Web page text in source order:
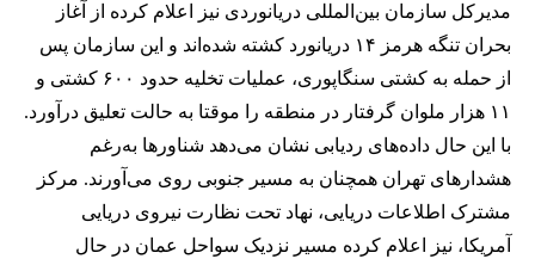
مدیرکل سازمان بین‌المللی دریانوردی نیز اعلام کرده از آغاز
بحران تنگه هرمز ۱۴ دریانورد کشته شده‌اند و این سازمان پس
از حمله به کشتی سنگاپوری، عملیات تخلیه حدود ۶۰۰ کشتی و
۱۱ هزار ملوان گرفتار در منطقه را موقتا به حالت تعلیق درآورد.
با این حال داده‌های ردیابی نشان می‌دهد شناورها به‌رغم
هشدارهای تهران همچنان به مسیر جنوبی روی می‌آورند. مرکز
مشترک اطلاعات دریایی، نهاد تحت نظارت نیروی دریایی
آمریکا، نیز اعلام کرده مسیر نزدیک سواحل عمان در حال